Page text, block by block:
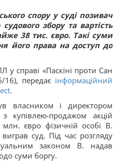
спору у суді позивач
збору та вартість
38 тис. євро. Такі суми
його права на доступ до
у справі «Паскіні проти Сан
передає інформаційний
.
власником і директором
купівлею-продажом акцій
євро фізичній особі В.
суд. Під час розгляду
законом В. надав
суми боргу.